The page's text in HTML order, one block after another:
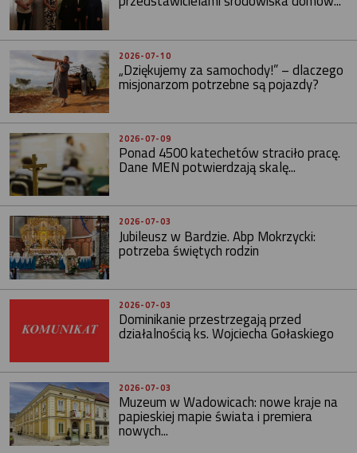
2026-07-10
„Dziękujemy za samochody!” – dlaczego
misjonarzom potrzebne są pojazdy?
2026-07-09
Ponad 4500 katechetów straciło pracę.
Dane MEN potwierdzają skalę...
2026-07-03
Jubileusz w Bardzie. Abp Mokrzycki:
potrzeba świętych rodzin
2026-07-03
Dominikanie przestrzegają przed
działalnością ks. Wojciecha Gołaskiego
2026-07-03
Muzeum w Wadowicach: nowe kraje na
papieskiej mapie świata i premiera
nowych...